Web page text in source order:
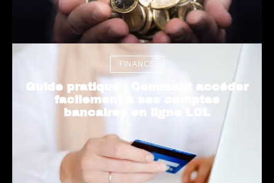
FINANCE
Guide pratique : Comment accéder
facilement à ses comptes
bancaires en ligne LCL